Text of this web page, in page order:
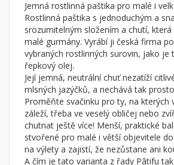
Jemná rostlinná paštika pro malé i
Rostlinná paštika s jednoduchým a
srozumitelným složením a chutí,
malé gurmány. Vyrábí ji česká firma
vybraných rostlinných surovin, jako je
řepkový olej.
Její jemná, neutrální chuť nezatíží
mlsných jazýčků, a nechává tak
Proměňte svačinku pro ty, na kterých
záleží, třeba ve veselý obličej nebo
chutnat ještě více! Menší, praktické
stvořené pro malé i větší objevitele
na výlety a zajistí, že nezůstane ani
A čím je tato varianta z řady Pâtifu tak